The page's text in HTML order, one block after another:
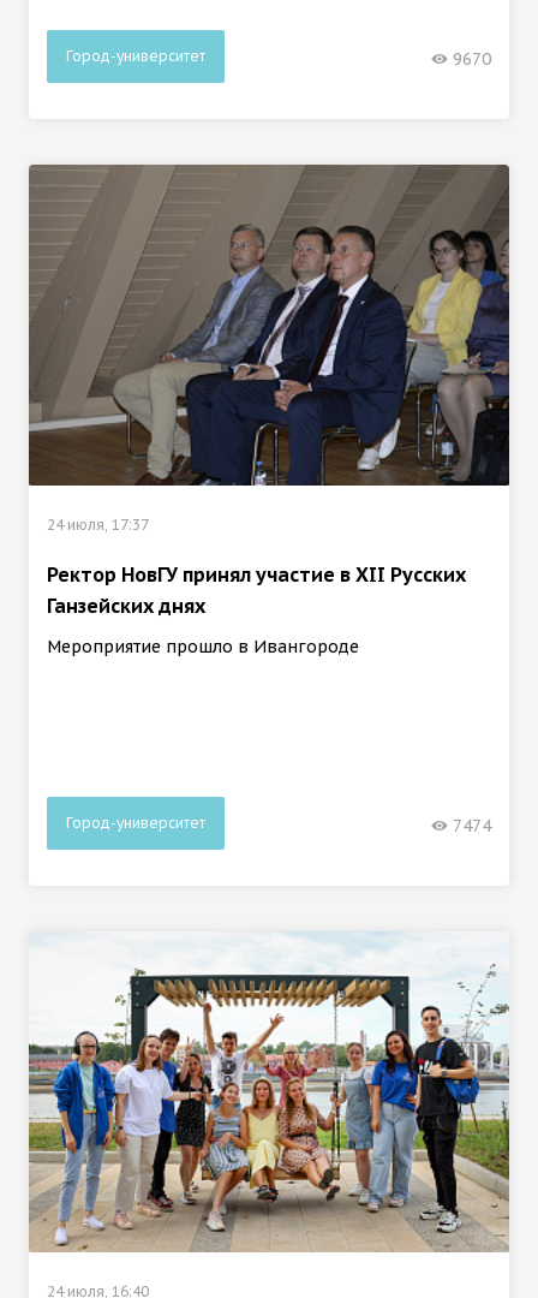
Город-университет 9670
24 июля, 17:37
Ректор НовГУ принял участие в ХII Русских
Ганзейских днях
Мероприятие прошло в Ивангороде
Город-университет 7474
24 июля, 16:40